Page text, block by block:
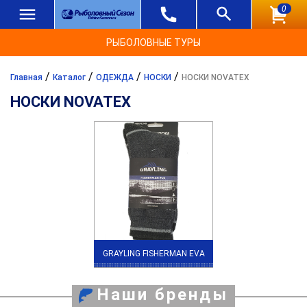
0
РЫБОЛОВНЫЕ ТУРЫ
Главная / Каталог / ОДЕЖДА / НОСКИ / НОСКИ NOVATEX
НОСКИ NOVATEX
GRAYLING FISHERMAN EVA
Наши бренды